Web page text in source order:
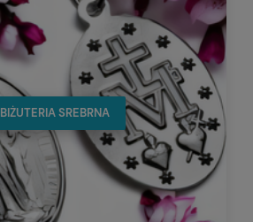
BIŻUTERIA SREBRNA